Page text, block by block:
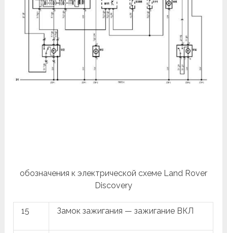
обозначения к электрической схеме Land Rover
Discovery
15 Замок зажигания — зажигание ВКЛ